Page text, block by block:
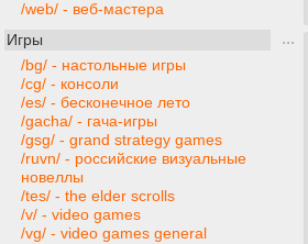
/web/ - веб-мастера
Игры
/bg/ - настольные игры
/cg/ - консоли
/es/ - бесконечное лето
/gacha/ - гача-игры
/gsg/ - grand strategy games
/ruvn/ - российские визуальные
новеллы
/tes/ - the elder scrolls
/v/ - video games
/vg/ - video games general